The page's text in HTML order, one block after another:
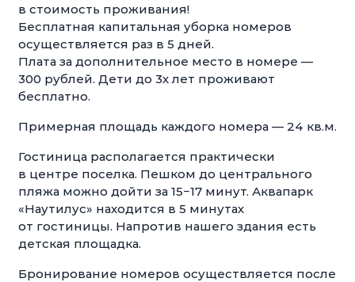
в стоимость проживания!
Бесплатная капитальная уборка номеров
осуществляется раз в 5 дней.
Плата за дополнительное место в номере —
300 рублей. Дети до 3х лет проживают
бесплатно.
Примерная площадь каждого номера — 24 кв.м.
Гостиница располагается практически
в центре поселка. Пешком до центрального
пляжа можно дойти за 15−17 минут. Аквапарк
«Наутилус» находится в 5 минутах
от гостиницы. Напротив нашего здания есть
детская площадка.
Бронирование номеров осуществляется после